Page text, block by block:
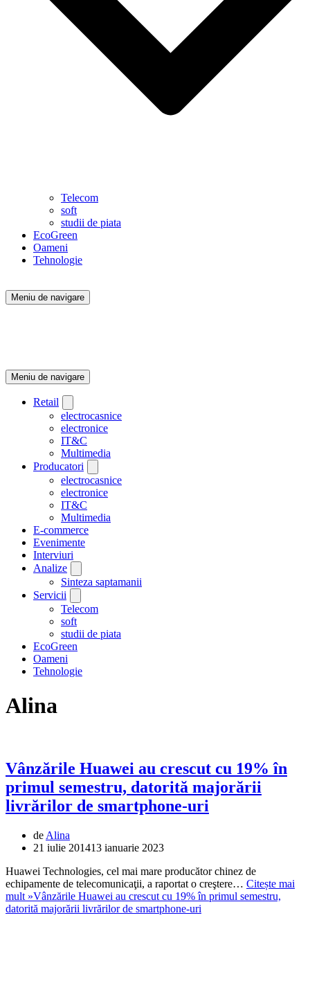
Telecom
soft
studii de piata
EcoGreen
Oameni
Tehnologie
Meniu de navigare
Meniu de navigare
Retail
electrocasnice
electronice
IT&C
Multimedia
Producatori
electrocasnice
electronice
IT&C
Multimedia
E-commerce
Evenimente
Interviuri
Analize
Sinteza saptamanii
Servicii
Telecom
soft
studii de piata
EcoGreen
Oameni
Tehnologie
Alina
Vânzările Huawei au crescut cu 19% în
primul semestru, datorită majorării
livrărilor de smartphone-uri
de Alina
21 iulie 201413 ianuarie 2023
Huawei Technologies, cel mai mare producător chinez de
echipamente de telecomunicaţii, a raportat o creştere… Citește mai
mult »Vânzările Huawei au crescut cu 19% în primul semestru,
datorită majorării livrărilor de smartphone-uri